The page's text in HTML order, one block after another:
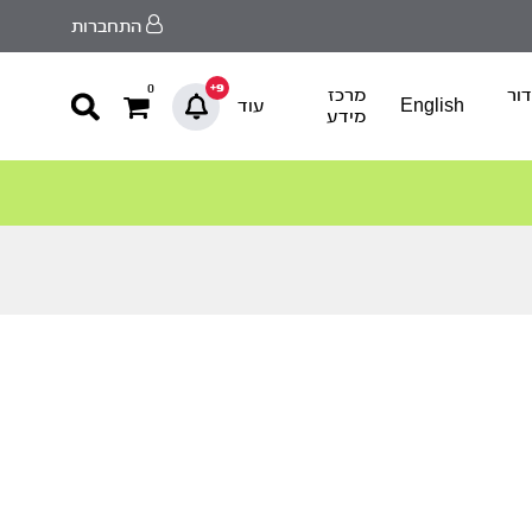
התחברות
English
מרכז
מידע
עוד
9+
0